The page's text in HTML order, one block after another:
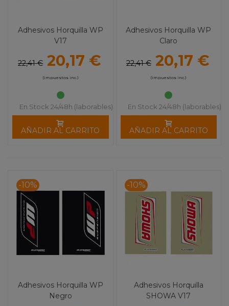
Adhesivos Horquilla WP
V17
22,41 € 20,17 €
(impuestos inc.)
En Stock 24/48h (laborables)
AÑADIR AL CARRITO
Adhesivos Horquilla WP
Claro
22,41 € 20,17 €
(impuestos inc.)
En Stock 24/48h (laborables)
AÑADIR AL CARRITO
-10%
Adhesivos Horquilla WP
Negro
-10%
Adhesivos Horquilla
SHOWA V17